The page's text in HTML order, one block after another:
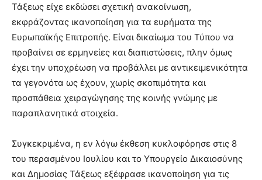
Τάξεως είχε εκδώσει σχετική ανακοίνωση,
εκφράζοντας ικανοποίηση για τα ευρήματα της
Ευρωπαϊκής Επιτροπής. Είναι δικαίωμα του Τύπου να
προβαίνει σε ερμηνείες και διαπιστώσεις, πλην όμως
έχει την υποχρέωση να προβάλλει με αντικειμενικότητα
τα γεγονότα ως έχουν, χωρίς σκοπιμότητα και
προσπάθεια χειραγώγησης της κοινής γνώμης με
παραπλανητικά στοιχεία.
Συγκεκριμένα, η εν λόγω έκθεση κυκλοφόρησε στις 8
του περασμένου Ιουλίου και το Υπουργείο Δικαιοσύνης
και Δημοσίας Τάξεως εξέφρασε ικανοποίηση για τις